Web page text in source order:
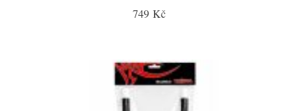
749 Kč